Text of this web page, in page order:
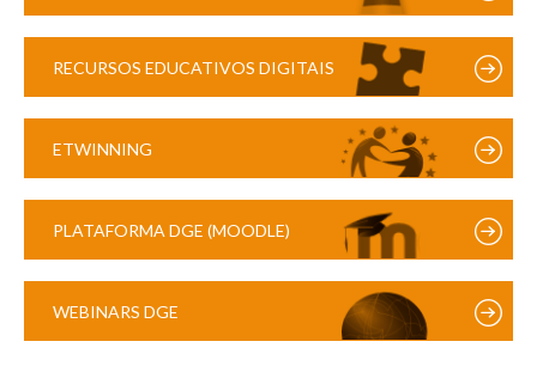
RECURSOS EDUCATIVOS DIGITAIS
ETWINNING
PLATAFORMA DGE (MOODLE)
WEBINARS DGE